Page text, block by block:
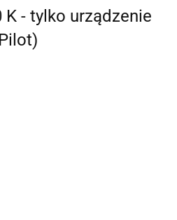
K - tylko urządzenie